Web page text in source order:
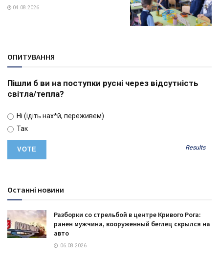
04.08.2026
ОПИТУВАННЯ
Пішли б ви на поступки русні через відсутність
світла/тепла?
Ні (ідіть нах*й, переживем)
Так
Results
Останні новини
Разборки со стрельбой в центре Кривого Рога:
ранен мужчина, вооруженный беглец скрылся на
авто
06.08.2026